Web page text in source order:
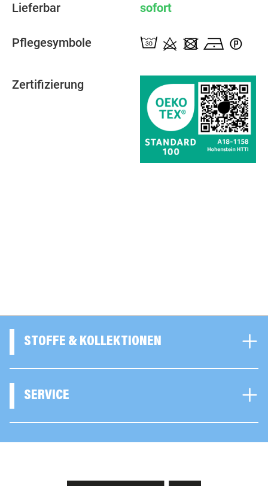
Lieferbar sofort
Pflegesymbole
Zertifizierung
STOFFE & KOLLEKTIONEN
SERVICE